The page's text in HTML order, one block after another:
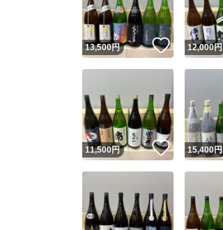
13,500円 いいね！
12,000円
11,500円 いいね！
15,400円